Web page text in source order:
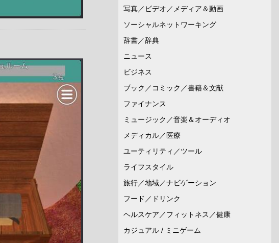
写真／ビデオ／メディア＆動画
ソーシャルネットワーキング
辞書／辞典
ニュース
ビジネス
ブック／コミック／書籍＆文献
ファイナンス
ミュージック／音楽＆オーディオ
メディカル／医療
ユーティリティ／ツール
ライフスタイル
旅行／地域／ナビゲーション
フード／ドリンク
ヘルスケア／フィットネス／健康
カジュアル / ミニゲーム